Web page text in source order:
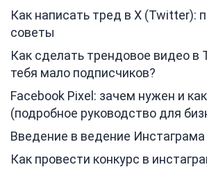
Как написать тред в X (Twitter):
советы
Как сделать трендовое видео в
тебя мало подписчиков?
Facebook Pixel: зачем нужен и
(подробное руководство для
Введение в ведение
Как провести конкурс в